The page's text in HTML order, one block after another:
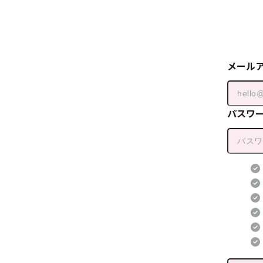
メール
パスワ